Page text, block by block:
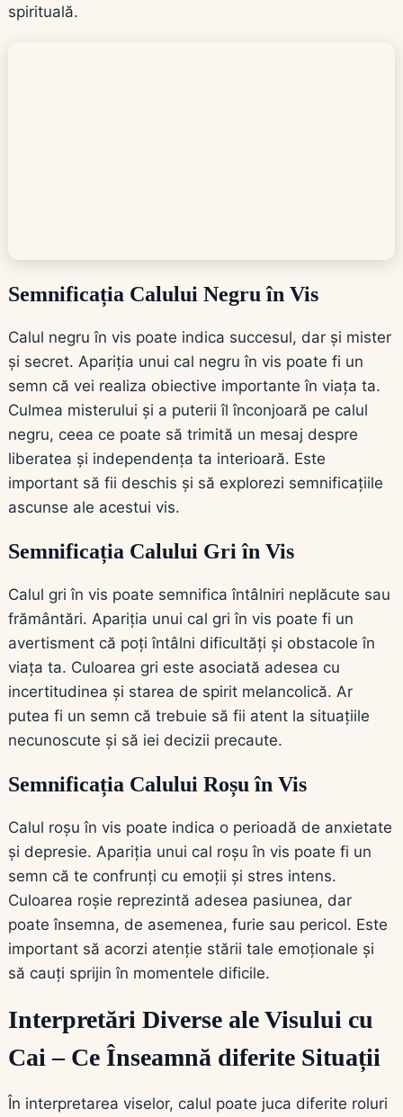
spirituală.
Semnificația Calului Negru în Vis
Calul negru în vis poate indica succesul, dar și mister
și secret. Apariția unui cal negru în vis poate fi un
semn că vei realiza obiective importante în viața ta.
Culmea misterului și a puterii îl înconjoară pe calul
negru, ceea ce poate să trimită un mesaj despre
liberatea și independența ta interioară. Este
important să fii deschis și să explorezi semnificațiile
ascunse ale acestui vis.
Semnificația Calului Gri în Vis
Calul gri în vis poate semnifica întâlniri neplăcute sau
frământări. Apariția unui cal gri în vis poate fi un
avertisment că poți întâlni dificultăți și obstacole în
viața ta. Culoarea gri este asociată adesea cu
incertitudinea și starea de spirit melancolică. Ar
putea fi un semn că trebuie să fii atent la situațiile
necunoscute și să iei decizii precaute.
Semnificația Calului Roșu în Vis
Calul roșu în vis poate indica o perioadă de anxietate
și depresie. Apariția unui cal roșu în vis poate fi un
semn că te confrunți cu emoții și stres intens.
Culoarea roșie reprezintă adesea pasiunea, dar
poate însemna, de asemenea, furie sau pericol. Este
important să acorzi atenție stării tale emoționale și
să cauți sprijin în momentele dificile.
Interpretări Diverse ale Visului cu
Cai – Ce Înseamnă diferite Situații
În interpretarea viselor, calul poate juca diferite roluri